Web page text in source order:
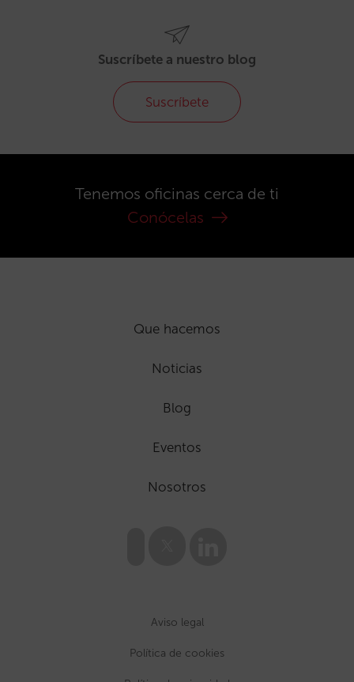
Suscríbete a nuestro blog
Suscríbete
Tenemos oficinas cerca de ti
Conócelas
Que hacemos
Noticias
Blog
Eventos
Nosotros
Aviso legal
Política de cookies